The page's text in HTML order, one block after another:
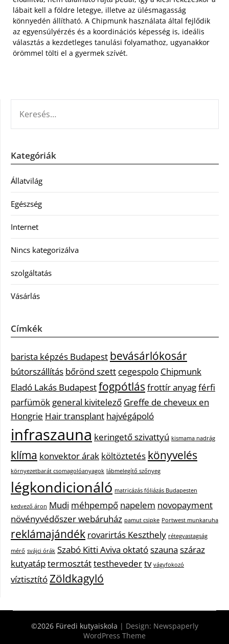
lábait kell a földre letegye, illetve az ülésmagasság
könnyedén állítható. A Chipmunk használata által fejlődik
az egyensúlyérzés és a koordinációs képesség is, ideális
választás a kezdetleges tanulási folyamathoz, ugyanakkor
örömmel tölti el a gyermek szívét.
Kategóriák
Állatvilág
Egészség
Internet
Nincs kategorizálva
szolgáltatás
Vásárlás
Címkék
barista képzés Budapest bevásárlókosár
bútorszállítás bőrönd szett cegespolo Chipmunk
Eladó Lakás Budapestfogpótlás frottír anyagférfi
parfümök general kivitelező Greffe de cheveux en
Hongrie Hair transplant hajvégápoló
infraszauna keringető szivattyú kismama nadrág
klíma konvektor árak költöztetés könyvelés
környezetbarát csomagolóanyagok lábmelegítő szőnyeg
légkondicionáló matricázás fóliázás Budapesten
kedvező áron Mudi méhpempő napelem novopayment
növényvédőszer webáruház pamut csipke Portwest munkaruha
reklámajándék rovarirtás Keszthely rétegvastagság
mérő svájci órák Szabó Kitti Aviva oktatószauna száraz
kutyatáptermosztáttesthevedertv vágyfokozó
víztisztítóZöldkagyló
©2026 Füredi kutyaiskola | Design: Newspaperly
WordPress Theme